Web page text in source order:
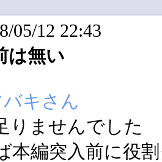
05/12 22:43
は無い
キさん
りませんでした
本編突入前に役